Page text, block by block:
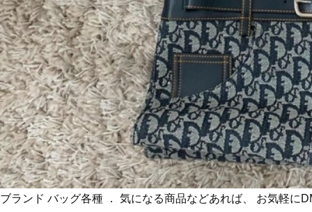
ブランド バッグ各種 ． 気になる商品などあれば、 お気軽